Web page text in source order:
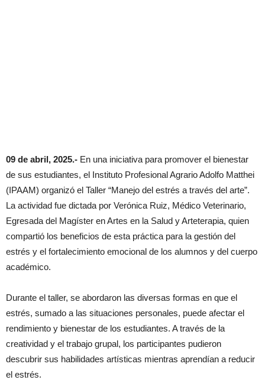
09 de abril, 2025.- En una iniciativa para promover el bienestar
de sus estudiantes, el Instituto Profesional Agrario Adolfo Matthei
(IPAAM) organizó el Taller “Manejo del estrés a través del arte”.
La actividad fue dictada por Verónica Ruiz, Médico Veterinario,
Egresada del Magíster en Artes en la Salud y Arteterapia, quien
compartió los beneficios de esta práctica para la gestión del
estrés y el fortalecimiento emocional de los alumnos y del cuerpo
académico.
Durante el taller, se abordaron las diversas formas en que el
estrés, sumado a las situaciones personales, puede afectar el
rendimiento y bienestar de los estudiantes. A través de la
creatividad y el trabajo grupal, los participantes pudieron
descubrir sus habilidades artísticas mientras aprendían a reducir
el estrés.